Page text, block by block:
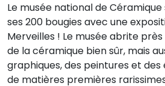
Le musée national de
ses 200 bougies avec une
Merveilles ! Le musée abrite
de la céramique bien sûr, mais
graphiques, des peintures et des
de matières premières